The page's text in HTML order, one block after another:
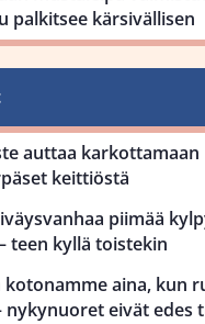
palkitsee kärsivällisen
auttaa karkottamaan
keittiöstä
piimää
teen kyllä toistekin
aina, kun
nykynuoret eivät edes